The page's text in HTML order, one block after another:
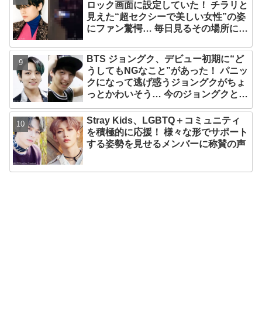
ロック画面に設定していた！ チラリと
見えた“超セクシーで美しい女性”の姿
にファン驚愕… 毎日見るその場所にV
だと納得＆感動
BTS ジョングク、デビュー初期に“ど
うしてもNGなこと”があった！ パニッ
クになって逃げ惑うジョングクがちょ
っとかわいそう… 今のジョングクと比
ァンメロメロ
Stray Kids、LGBTQ＋コミュニティ
を積極的に応援！ 様々な形でサポート
する姿勢を見せるメンバーに称賛の声